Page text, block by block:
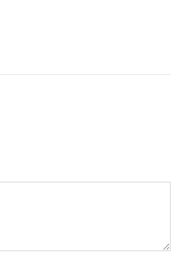
программирования всех
питания потребителя, и